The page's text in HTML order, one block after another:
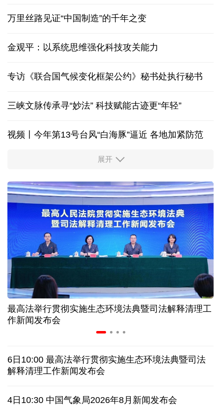
万里丝路见证“中国制造”的千年之变
金观平：以系统思维强化科技攻关能力
专访《联合国气候变化框架公约》秘书处执行秘书
三峡文脉传承寻“妙法” 科技赋能古迹更“年轻”
视频丨今年第13号台风“白海豚”逼近 各地加紧防范
柔性制造，高效匹配差异化需求
高温下用电负荷创新高 解码今夏的清凉底气
活力中国调研行丨弯道超车 如何“皖”美提速
7月份中国仓储指数保持扩张 行业运行韧性较强
小球赛撬动大消费 体育赛事激活城市发展新动能
“电影+文旅”深度融合 光影经济撬动暑期消费新蓝海
俄黑客称获取北约直接参与袭击俄领土证据
全球媒体聚焦︱外媒：美国劳动力市场正在走弱
展开
最高法举行贯彻实施生态环境法典暨司法解释清理工
作新闻发布会
6日10:00 最高法举行贯彻实施生态环境法典暨司法
解释清理工作新闻发布会
4日10:30 中国气象局2026年8月新闻发布会